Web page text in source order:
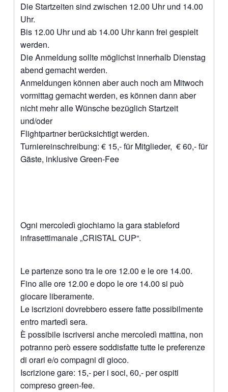
Die Startzeiten sind zwischen 12.00 Uhr und 14.00
Uhr.
Bis 12.00 Uhr und ab 14.00 Uhr kann frei gespielt
werden.
Die Anmeldung sollte möglichst innerhalb Dienstag
abend gemacht werden.
Anmeldungen können aber auch noch am Mitwoch
vormittag gemacht werden, es können dann aber
nicht mehr alle Wünsche bezüglich Startzeit
und/oder
Flightpartner berücksichtigt werden.
Turniereinschreibung: € 15,- für Mitglieder, € 60,- für
Gäste, inklusive Green-Fee
Ogni mercoledì giochiamo la gara stableford
infrasettimanale „CRISTAL CUP“.
Le partenze sono tra le ore 12.00 e le ore 14.00.
Fino alle ore 12.00 e dopo le ore 14.00 si può
giocare liberamente.
Le iscrizioni dovrebbero essere fatte possibilmente
entro martedì sera.
È possibile iscriversi anche mercoledì mattina, non
potranno però essere soddisfatte tutte le preferenze
di orari e/o compagni di gioco.
Iscrizione gare: 15,- per i soci, 60,- per ospiti
compreso green-fee.